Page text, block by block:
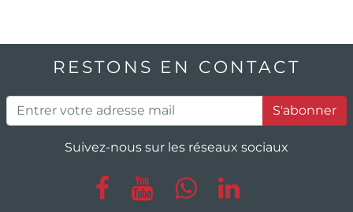
RESTONS EN CONTACT
S'abonner
Suivez-nous sur les réseaux sociaux